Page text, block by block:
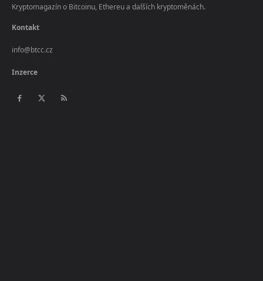
Kryptomagazín o Bitcoinu, Ethereu a dalších kryptoměnách.
Kontakt
info@btcc.cz
Inzerce